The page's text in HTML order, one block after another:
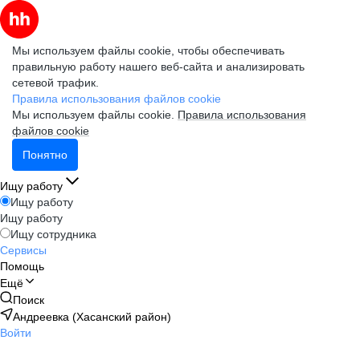
Мы используем файлы cookie, чтобы обеспечивать
правильную работу нашего веб-сайта и анализировать
сетевой трафик.
Правила использования файлов cookie
Мы используем файлы cookie. Правила использования
файлов cookie
Понятно
Ищу работу
Ищу работу
Ищу работу
Ищу сотрудника
Сервисы
Помощь
Ещё
Поиск
Андреевка (Хасанский район)
Войти